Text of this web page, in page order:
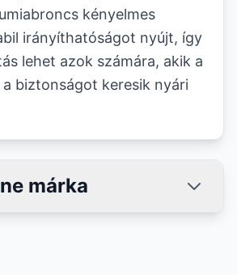
kényelmes
irányíthatóságot nyújt, így
lehet azok számára, akik a
biztonságot keresik nyári
márka